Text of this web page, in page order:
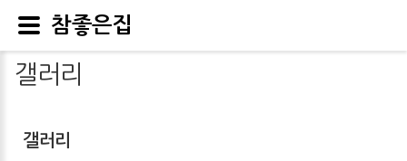
갤러리
갤러리
참좋은집